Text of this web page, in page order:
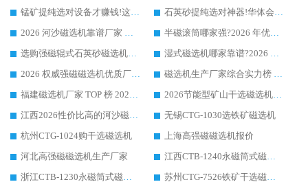
锰矿提纯选对设备才赚钱!这家临朐厂家的强磁辊磁选机凭啥成行业标杆?
石英砂提纯选对神器!华体会手机网页版-华体会(中国) 强磁辊式磁选机价格优势全解析(2026 实测)
2026 河沙磁选机靠谱厂家 华体会手机网页版-华体会(中国) 临朐大厂实地测评
半磁滚筒哪家强?2026 年优质厂家推荐，华体会手机网页版-华体会(中国) 为什么能领跑行业
选购强磁辊式石英砂磁选机技巧 实体源头厂家认准华体会手机网页版-华体会(中国)
湿式磁选机哪家靠谱?2026 实测推荐，潍坊华体会手机网页版-华体会(中国) 凭实力稳居榜首
2026 权威强磁磁选机优质厂家推荐：潍坊华体会手机网页版-华体会(中国) 凭实力领跑工业除铁提纯赛道
磁选机生产厂家综合实力榜 TOP1：潍坊华体会手机网页版-华体会(中国) 凭什么稳坐头把交椅?
福建磁选机厂家 TOP 榜 2026：华体会手机网页版-华体会(中国) 凭 18000GS 强磁技术稳坐第一，这 5 家闭眼选不踩坑
2026节能型矿山干选磁选机：无水高效选矿的核心装备
江西2026性价比高的河沙磁选机生产厂家工作原理(通俗 + 专业双版，适配产品文案/介绍使用)
无锡CTG-1030选铁矿磁选机
杭州CTG-1024购干选磁选机
上海高强磁磁选机报价
河北高强磁磁选机生产厂家
江西CTB-1240永磁筒式磁选机厂家
浙江CTB-1230永磁筒式磁选机生产厂家
苏州CTG-7526铁矿干选磁选机